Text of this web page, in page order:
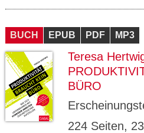
BUCH EPUB PDF MP3
Teresa
BÜRO
224 Seiten,